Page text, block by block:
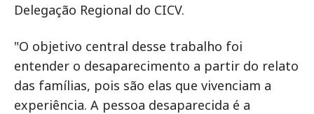
Delegação Regional do CICV.
"O objetivo central desse trabalho foi
entender o desaparecimento a partir do relato
das famílias, pois são elas que vivenciam a
experiência. A pessoa desaparecida é a